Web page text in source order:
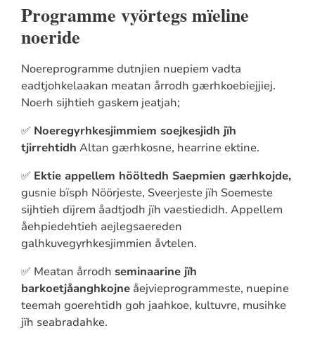
Programme vyörtegs mïeline
noeride
Noereprogramme dutnjien nuepiem vadta
eadtjohkelaakan meatan årrodh gærhkoebiejjiej.
Noerh sijhtieh gaskem jeatjah;
✅ Noeregyrhkesjimmiem soejkesjidh jïh
tjirrehtidh Altan gærhkosne, hearrine ektine.
✅ Ektie appellem hööltedh Saepmien gærhkojde,
gusnie bïsph Nöörjeste, Sveerjeste jïh Soemeste
sijhtieh dïjrem åadtjodh jïh vaestiedidh. Appellem
åehpiedehtieh aejlegsaereden
galhkuvegyrhkesjimmien åvtelen.
✅ Meatan årrodh seminaarine jïh
barkoetjåanghkojneåejvieprogrammeste, nuepine
teemah goerehtidh goh jaahkoe, kultuvre, musihke
jïh seabradahke.